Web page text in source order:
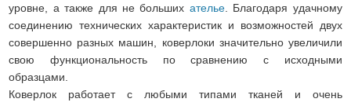
уровне, а также для не больших ателье. Благодаря удачному
соединению технических характеристик и возможностей двух
совершенно разных машин, коверлоки значительно увеличили
свою функциональность по сравнению с исходными
образцами.
Коверлок работает с любыми типами тканей и очень